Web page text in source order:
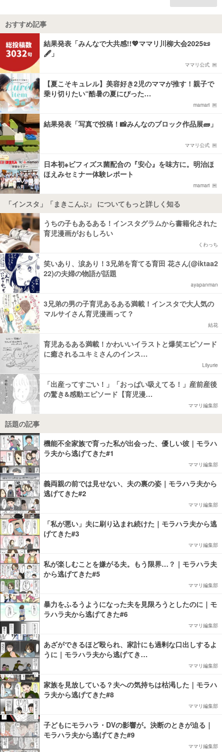
おすすめ記事
結果発表「みんなで大共感!!💖ママリ川柳大会2025📜
🖋️」
ママリ公式
【夏こそキュレル】美容好き2児のママが推す！親子で
乗り切りたい“酷暑の夏にぴった…
mamari
結果発表「写真で投稿！📸みんなのブロック作品展🧱」
ママリ公式
日本初※ビフィズス菌配合の『安心』を味方に。明治ほ
ほえみセミナー体験レポート
mamari
「インスタ」「まきこんぶ」 についてもっと詳しく知る
うちの子もあるある！インスタグラムから書籍化された
育児漫画がおもしろい
くわっち
笑いあり、涙あり！3兄弟を育てる育田 花さん(@iktaa2
22)の夫婦の物語が話題
ayapanman
3兄弟の男の子育児あるある満載！インスタで大人気の
マルサイさん育児漫画って？
結花
育児あるある満載！かわいいイラストと爆笑エピソード
に癒されるユキミさんのインス…
Lilyurie
「出産ってすごい！」「おっぱい吸えてる！」産前産後
の驚き&感動エピソード【育児漫…
ママリ編集部
話題の記事
機能不全家族で育った私が出会った、優しい彼｜モラハ
ラ夫から逃げてきた#1
ママリ編集部
義両親の前では見せない、夫の裏の姿｜モラハラ夫から
逃げてきた#2
ママリ編集部
「私が悪い」夫に刷り込まれ続けた｜モラハラ夫から逃
げてきた#3
ママリ編集部
私が楽しむことを嫌がる夫。もう限界…？｜モラハラ夫
から逃げてきた#5
ママリ編集部
暴力をふるうようになった夫を見限ろうとしたのに｜モ
ラハラ夫から逃げてきた#6
ママリ編集部
あざができるほど殴られ、家計にも過剰な口出しするよ
うに｜モラハラ夫から逃げてき…
ママリ編集部
家族を見放している？夫への気持ちは枯渇した｜モラハ
ラ夫から逃げてきた#8
ママリ編集部
子どもにモラハラ・DVの影響が。決断のときが迫る｜
モラハラ夫から逃げてきた#9
ママリ編集部